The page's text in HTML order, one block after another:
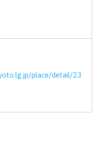
place/detail/23